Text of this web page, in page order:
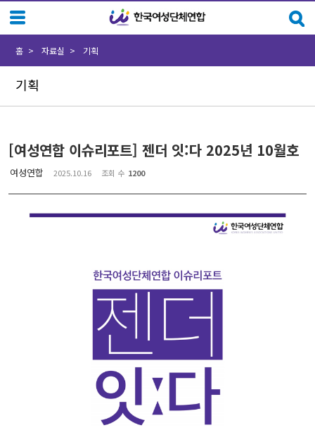
기획
홈 자료실 기획
[여성연합 이슈리포트] 젠더 잇:다 2025년 10월호
여성연합 2025.10.16 조회 수 1200